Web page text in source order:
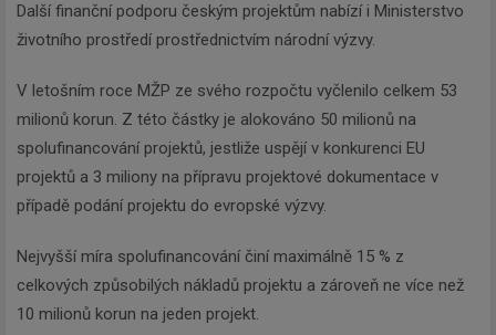
Další finanční podporu českým projektům nabízí i Ministerstvo
životního prostředí prostřednictvím národní výzvy.
V letošním roce MŽP ze svého rozpočtu vyčlenilo celkem 53
milionů korun. Z této částky je alokováno 50 milionů na
spolufinancování projektů, jestliže uspějí v konkurenci EU
projektů a 3 miliony na přípravu projektové dokumentace v
případě podání projektu do evropské výzvy.
Nejvyšší míra spolufinancování činí maximálně 15 % z
celkových způsobilých nákladů projektu a zároveň ne více než
10 milionů korun na jeden projekt.